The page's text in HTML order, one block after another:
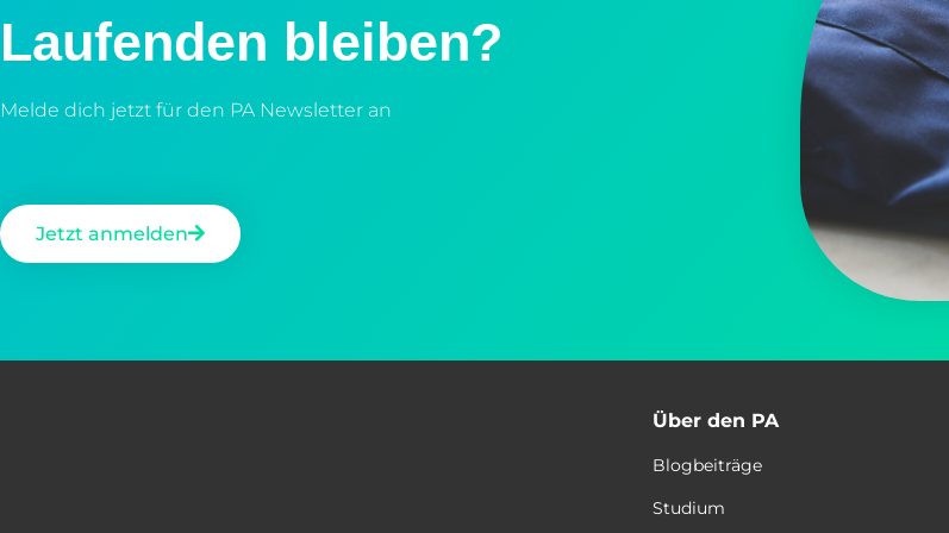
Laufenden bleiben?
Melde dich jetzt für den PA Newsletter an
Jetzt anmelden
Über den PA
Blogbeiträge
Studium